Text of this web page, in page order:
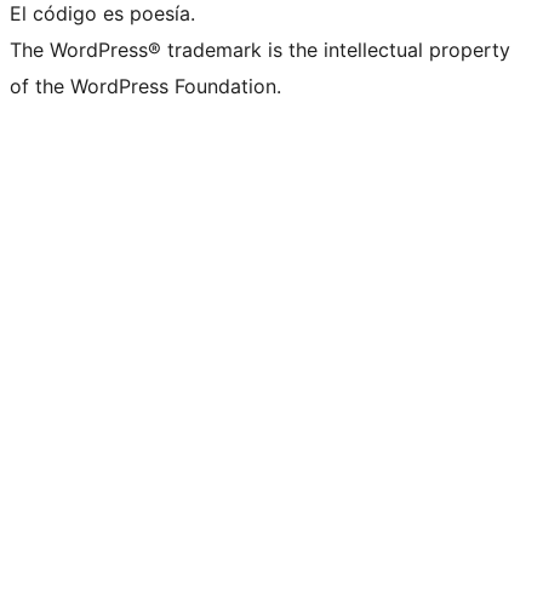
El código es poesía.
The WordPress® trademark is the intellectual property
of the WordPress Foundation.